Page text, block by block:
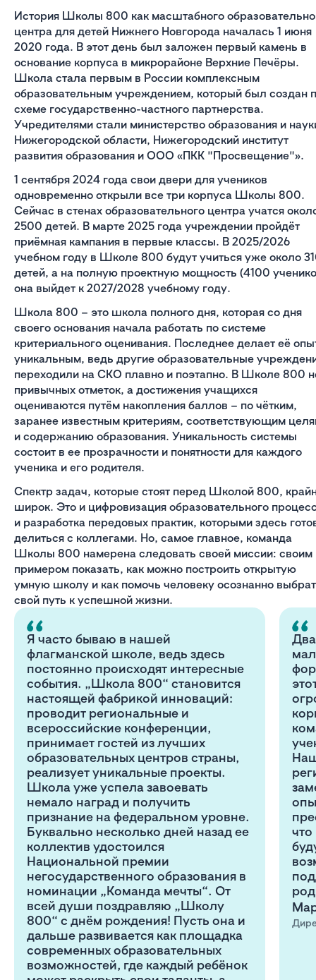
История Школы 800 как масштабного
центра для детей Нижнего Новгорода началась 1 июня
2020 года. В этот день был заложен первый камень в
основание корпуса в микрорайоне Верхние Печёры.
Школа стала первым в России комплексным
образовательным учреждением, который был создан
схеме государственно-частного партнерства.
Учредителями стали министерство образования и
Нижегородской области, Нижегородский институт
развития образования и ООО «ПКК "Просвещение"».
1 сентября 2024 года свои двери для учеников
одновременно открыли все три корпуса Школы 800.
Сейчас в стенах образовательного центра учатся
2500 детей. В марте 2025 года учреждении пройдёт
приёмная кампания в первые классы. В 2025/2026
учебном году в Школе 800 будут учиться уже около
детей, а на полную проектную мощность (4100
она выйдет к 2027/2028 учебному году.
Школа 800 – это школа полного дня, которая со дня
своего основания начала работать по системе
критериального оценивания. Последнее делает её
уникальным, ведь другие образовательные
переходили на СКО плавно и поэтапно. В Школе 800
привычных отметок, а достижения учащихся
оцениваются путём накопления баллов – по чётким,
заранее известным критериям, соответствующим
и содержанию образования. Уникальность системы
состоит в ее прозрачности и понятности для каждого
ученика и его родителя.
Спектр задач, которые стоят перед Школой 800,
широк. Это и цифровизация образовательного
и разработка передовых практик, которыми здесь
делиться с коллегами. Но, самое главное, команда
Школы 800 намерена следовать своей миссии: своим
примером показать, как можно построить открытую
умную школу и как помочь человеку осознанно
свой путь к успешной жизни.
Я часто бываю в нашей
флагманской школе, ведь здесь
постоянно происходят интересные
события. „Школа 800“ становится
настоящей фабрикой инноваций:
проводит региональные и
всероссийские конференции,
принимает гостей из лучших
образовательных центров страны,
реализует уникальные проекты.
Школа уже успела завоевать
немало наград и получить
признание на федеральном уровне.
Буквально несколько дней назад ее
коллектив удостоился
Национальной премии
негосударственного образования в
номинации „Команда мечты“. От
всей души поздравляю „Школу
800“ с днём рождения! Пусть она и
дальше развивается как площадка
современных образовательных
возможностей, где каждый ребёнок